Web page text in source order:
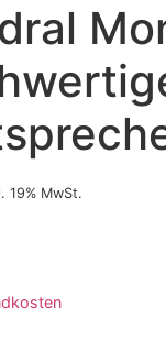
19% MwSt.